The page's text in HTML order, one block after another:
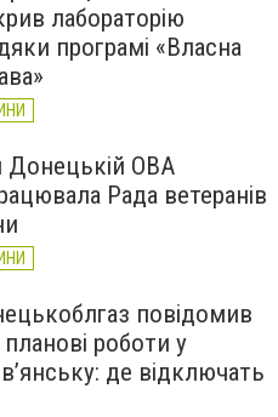
лабораторію
програмі «Власна
Донецькій ОВА
Рада ветеранів
повідомив
роботи у
де відключать